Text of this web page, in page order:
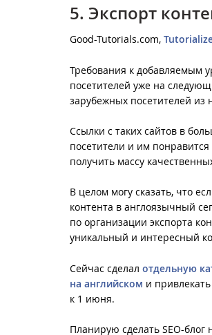
5. Экспорт
Good-Tutorials.com,
Требования к добавляемым
посетителей уже на
зарубежных посетителей из
Ссылки с таких сайтов в
посетители и им
получить массу
В целом могу сказать, что
контента в англоязычный
по организации экспорта
уникальный и интересный
Сейчас сделал отдельную
на английском и
к 1 июня.
Планирую сделать SEO-блог